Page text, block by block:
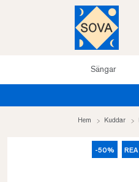
Sängar
Hem Kuddar
-50% REA